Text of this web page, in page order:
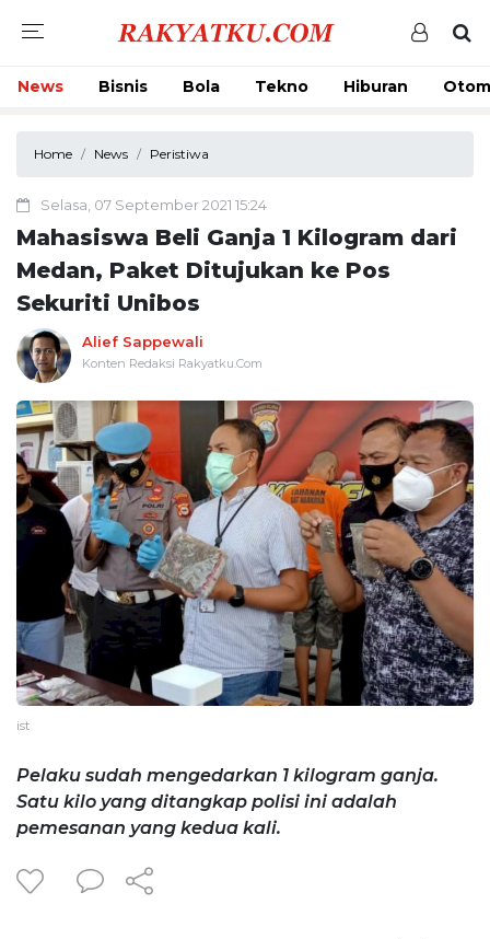
News Bisnis Bola Tekno Hiburan
Home News Peristiwa
Selasa, 07 September 2021 15:24
Mahasiswa Beli Ganja 1 Kilogram dari
Medan, Paket Ditujukan ke Pos
Sekuriti Unibos
Alief Sappewali
Konten Redaksi Rakyatku.Com
ist
Pelaku sudah mengedarkan 1 kilogram ganja.
Satu kilo yang ditangkap polisi ini adalah
pemesanan yang kedua kali.